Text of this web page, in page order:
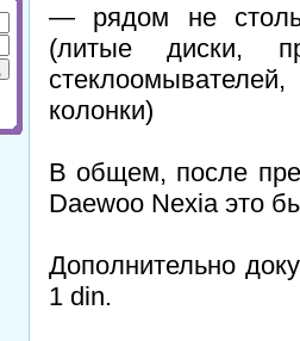
— рядом не
(литые диски,
колонки)
В общем, после
Daewoo Nexia это
Дополнительно
1 din.